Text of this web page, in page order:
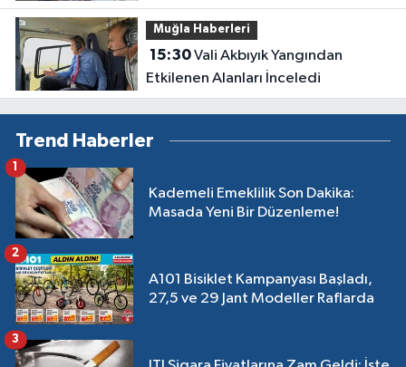
Muğla Haberleri
15:30Vali Akbıyık Yangından
Etkilenen Alanları İnceledi
Trend Haberler
Kademeli Emeklilik Son Dakika:
Masada Yeni Bir Düzenleme!
1
A101 Bisiklet Kampanyası Başladı,
27,5 ve 29 Jant Modeller Raflarda
2
3